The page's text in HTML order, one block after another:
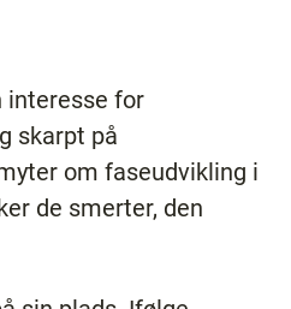
interesse for
skarpt på
om faseudvikling i
de smerter, den